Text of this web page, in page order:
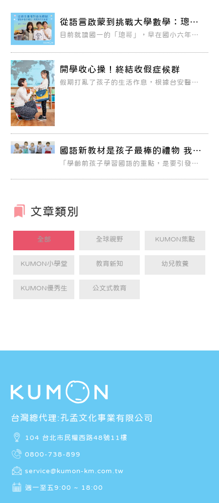
從語言啟蒙到挑戰大學數學：璁哥
在 KUMON 的十年成長見證
目前就讀國一的「璁哥」，早在國小六年級
開學收心操！終結收假症候群
假期打亂了孩子的生活作息，根據台安醫院
國語新教材是孩子最棒的禮物 我們
追求「沒有最好，只有更好」
「學齡前孩子學習國語的重點，是要引發他
文章類別
全部 全球視野 KUMON焦點
KUMON小學堂 教育新知 幼兒教養
KUMON優秀生 公文式教育
台灣總代理:孔孟文化事業有限公司
104 台北市民權西路48號11樓
0800-738-899
service@kumon-km.com.tw
週一至五9:00 ~ 18:00